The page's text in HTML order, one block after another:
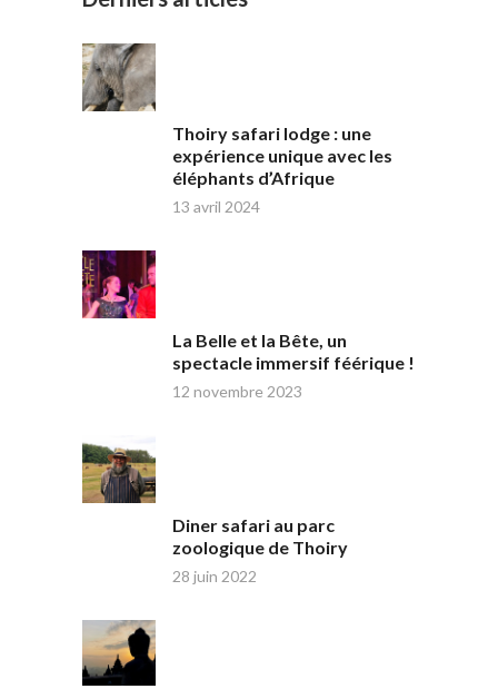
Thoiry safari lodge : une
expérience unique avec les
éléphants d’Afrique
13 avril 2024
La Belle et la Bête, un
spectacle immersif féérique !
12 novembre 2023
Diner safari au parc
zoologique de Thoiry
28 juin 2022